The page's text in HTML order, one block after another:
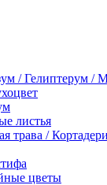
/ Гелиптерум /
листья
трава /
цветы